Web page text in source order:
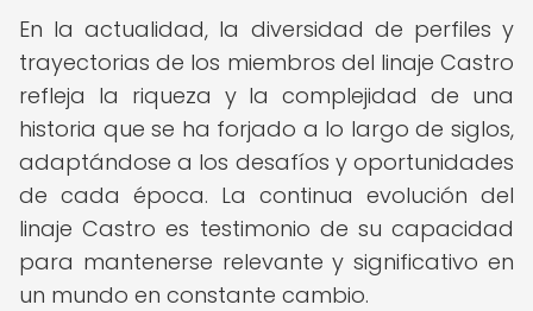
En la actualidad, la diversidad de perfiles y
trayectorias de los miembros del linaje Castro
refleja la riqueza y la complejidad de una
historia que se ha forjado a lo largo de siglos,
adaptándose a los desafíos y oportunidades
de cada época. La continua evolución del
linaje Castro es testimonio de su capacidad
para mantenerse relevante y significativo en
un mundo en constante cambio.